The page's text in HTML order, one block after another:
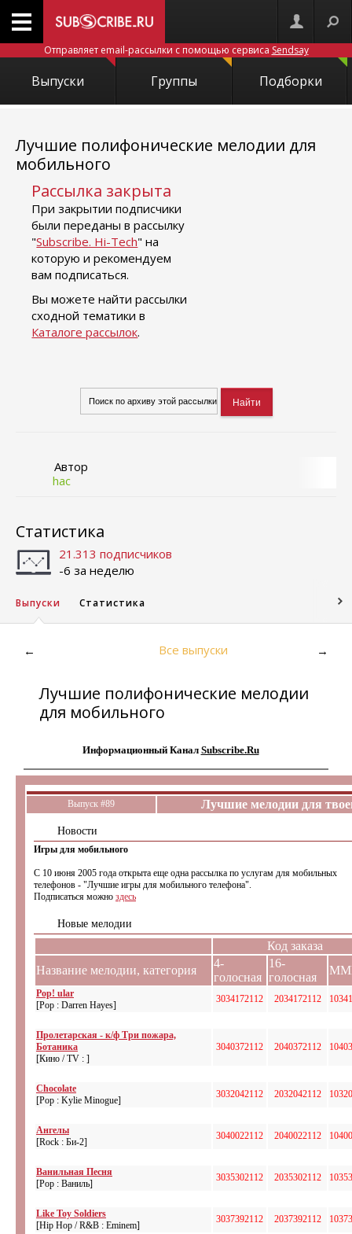
Отправляет email-рассылки с помощью сервиса Sendsay
Выпуски Группы Подборки
Лучшие полифонические мелодии для
мобильного
Рассылка закрыта
При закрытии подписчики
были переданы в рассылку
"Subscribe. Hi-Tech" на
которую и рекомендуем
вам подписаться.
Вы можете найти рассылки
сходной тематики в
Каталоге рассылок.
Автор
hac
Статистика
21.313 подписчиков
-6 за неделю
Выпуски Статистика
← Все выпуски →
Лучшие полифонические мелодии
для мобильного
Информационный Канал Subscribe.Ru
Выпуск #89 Лучшие мелодии для
Новости
Игры для мобильного
С 10 июня 2005 года открыта еще одна рассылка по услугам для мобильных
телефонов - "Лучшие игры для мобильного телефона".
Подписаться можно здесь
Новые мелодии
Код заказа
Название мелодии, категория
4-
голосная
16-
голосная
Pop! ular
[Pop : Darren Hayes]
3034172112 2034172112
Пролетарская - к/ф Три пожара,
Ботаника
[Кино / TV : ]
3040372112 2040372112
Chocolate
[Pop : Kylie Minogue]
3032042112 2032042112
Ангелы
[Rock : Би-2]
3040022112 2040022112
Ванильная Песня
[Pop : Ваниль]
3035302112 2035302112
Like Toy Soldiers
[Hip Hop / R&B : Eminem]
3037392112 2037392112